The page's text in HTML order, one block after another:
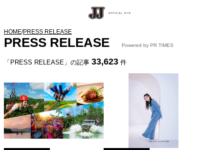
HOME/PRESS RELEASE
PRESS RELEASE Powered by PR TIMES
「PRESS RELEASE」の記事 33,623 件